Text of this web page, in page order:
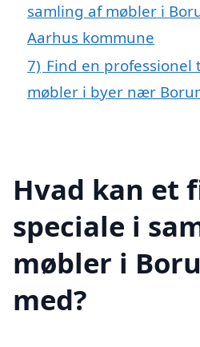
samling af møbler i
Aarhus kommune
7) Find en professionel
møbler i byer nær
Hvad kan et
speciale i
møbler i
med?